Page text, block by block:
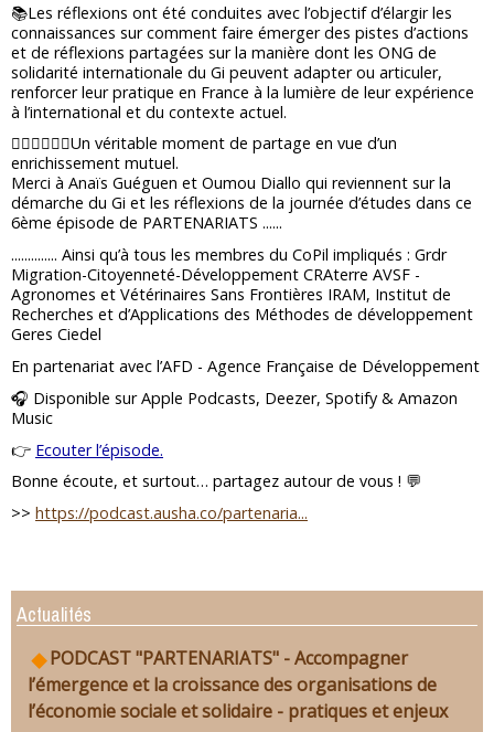
📚Les réflexions ont été conduites avec l’objectif d’élargir les
connaissances sur comment faire émerger des pistes d’actions
et de réflexions partagées sur la manière dont les ONG de
solidarité internationale du Gi peuvent adapter ou articuler,
renforcer leur pratique en France à la lumière de leur expérience
à l’international et du contexte actuel.
🧍🏻‍♀️🧍🏻‍♂️Un véritable moment de partage en vue d’un
enrichissement mutuel.
Merci à Anaïs Guéguen et Oumou Diallo qui reviennent sur la
démarche du Gi et les réflexions de la journée d’études dans ce
6ème épisode de PARTENARIATS ......
.............. Ainsi qu’à tous les membres du CoPil impliqués : Grdr
Migration-Citoyenneté-Développement CRAterre AVSF -
Agronomes et Vétérinaires Sans Frontières IRAM, Institut de
Recherches et d’Applications des Méthodes de développement
Geres Ciedel
En partenariat avec l’AFD - Agence Française de Développement
🎧 Disponible sur Apple Podcasts, Deezer, Spotify & Amazon
Music
👉 Ecouter l’épisode.
Bonne écoute, et surtout… partagez autour de vous ! 💬
>> https://podcast.ausha.co/partenaria...
Actualités
PODCAST "PARTENARIATS" - Accompagner
l’émergence et la croissance des organisations de
l’économie sociale et solidaire - pratiques et enjeux